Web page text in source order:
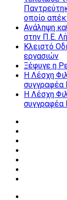
οποίο
Ανάληψη
στην Π.Ε.
Κλειστό
εργασιών
Ξέφυγε η
Η Λέσχη
συγγραφέα
Η Λέσχη
συγγραφέα